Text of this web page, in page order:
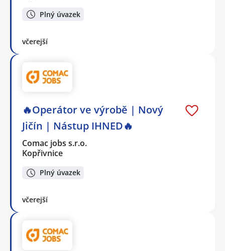
Plný úvazek
včerejší
🔥Operátor ve výrobě | Nový
Jičín | Nástup IHNED🔥
Comac jobs s.r.o.
Kopřivnice
Plný úvazek
včerejší